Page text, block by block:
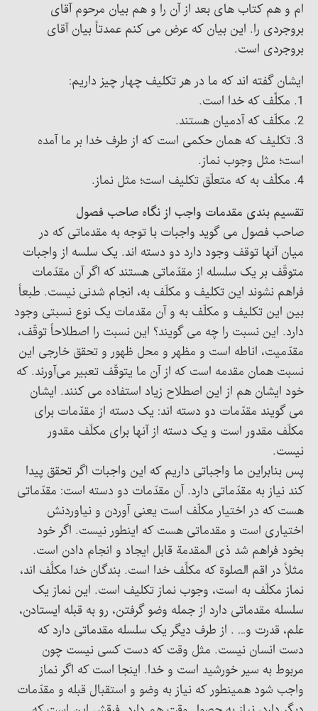
ام و هم کتاب های بعد از آن را و هم بیان مرحوم آقای
بروجردی را. این بیان که عرض می کنم عمدتاً بیان آقای
بروجردی است.
ایشان گفته اند که ما در هر تکلیف چهار چیز داریم:
1. مکلِّف که خدا است.
2. مکلّف که آدمیان هستند.
3. تکلیف که همان حکمی است که از طرف خدا بر ما آمده
است؛ مثل وجوب نماز.
4. مکلّف به که متعلّق تکلیف است؛ مثل نماز.
تقسیم بندی مقدمات واجب از نگاه صاحب فصول
صاحب فصول می گوید واجبات با توجه به مقدماتی که در
میان آنها توقف وجود دارد دو دسته اند. یک سلسه از واجبات
متوقّف بر یک سلسله از مقدّماتی هستند که اگر آن مقدّمات
فراهم نشوند این تکلیف و مکلّف به، انجام شدنی نیست. طبعاً
بین این تکلیف و مکلّف به و آن مقدمات یک نوع نسبتی وجود
دارد. این نسبت را چه می گویند؟ این نسبت را اصطلاحاً توقّف،
مقدّمیت، اناطه است و مظهر و محل ظهور و تحقق خارجی این
نسبت همان مقدمه است که از آن ما یتوقّف تعبیر می‌آورند. که
خود ایشان هم از این اصطلاح زیاد استفاده می کنند. ایشان
می گویند مقدّمات دو دسته اند: یک دسته از مقدّمات برای
مکلّف مقدور است و یک دسته از آنها برای مکلّف مقدور
نیست.
پس بنابراین ما واجباتی داریم که این واجبات اگر تحقق پیدا
کند نیاز به مقدّماتی دارد. آن مقدّمات دو دسته است: مقدّماتی
هست که در اختیار مکلّف است یعنی آوردن و نیاوردنش
اختیاری است و مقدماتی هست که اینطور نیست. اگر خود
بخود فراهم شد ذی المقدمة قابل ایجاد و انجام دادن است.
مثلاً در اقم الصلوة که مکلِّف خدا است. بندگان خدا مکلَّف اند،
نماز مکلّف به است، وجوب نماز تکلیف است. این نماز یک
سلسله مقدماتی دارد از جمله وضو گرفتن، رو به قبله ایستادن،
علم، قدرت و… . از طرف دیگر یک سلسله مقدماتی دارد که
دست انسان نیست. مثل وقت که دست کسی نیست چون
مربوط به سیر خورشید است و خدا. اینجا است که اگر نماز
واجب شود همینطور که نیاز به وضو و استقبال قبله و مقدّمات